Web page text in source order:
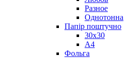
Разное
Однотонна
Папір поштучно
30х30
А4
Фольга